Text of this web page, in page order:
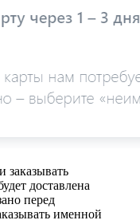
заказывать
доставлена
перед
именной